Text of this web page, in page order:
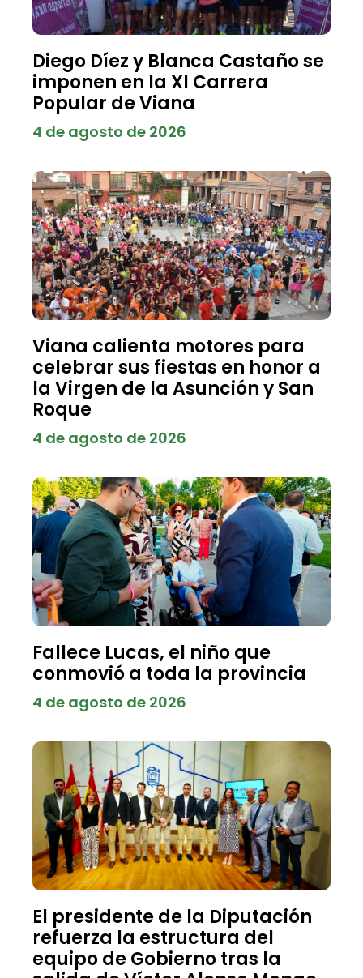
Diego Díez y Blanca Castaño se
imponen en la XI Carrera
Popular de Viana
4 de agosto de 2026
Viana calienta motores para
celebrar sus fiestas en honor a
la Virgen de la Asunción y San
Roque
4 de agosto de 2026
Fallece Lucas, el niño que
conmovió a toda la provincia
4 de agosto de 2026
El presidente de la Diputación
refuerza la estructura del
equipo de Gobierno tras la